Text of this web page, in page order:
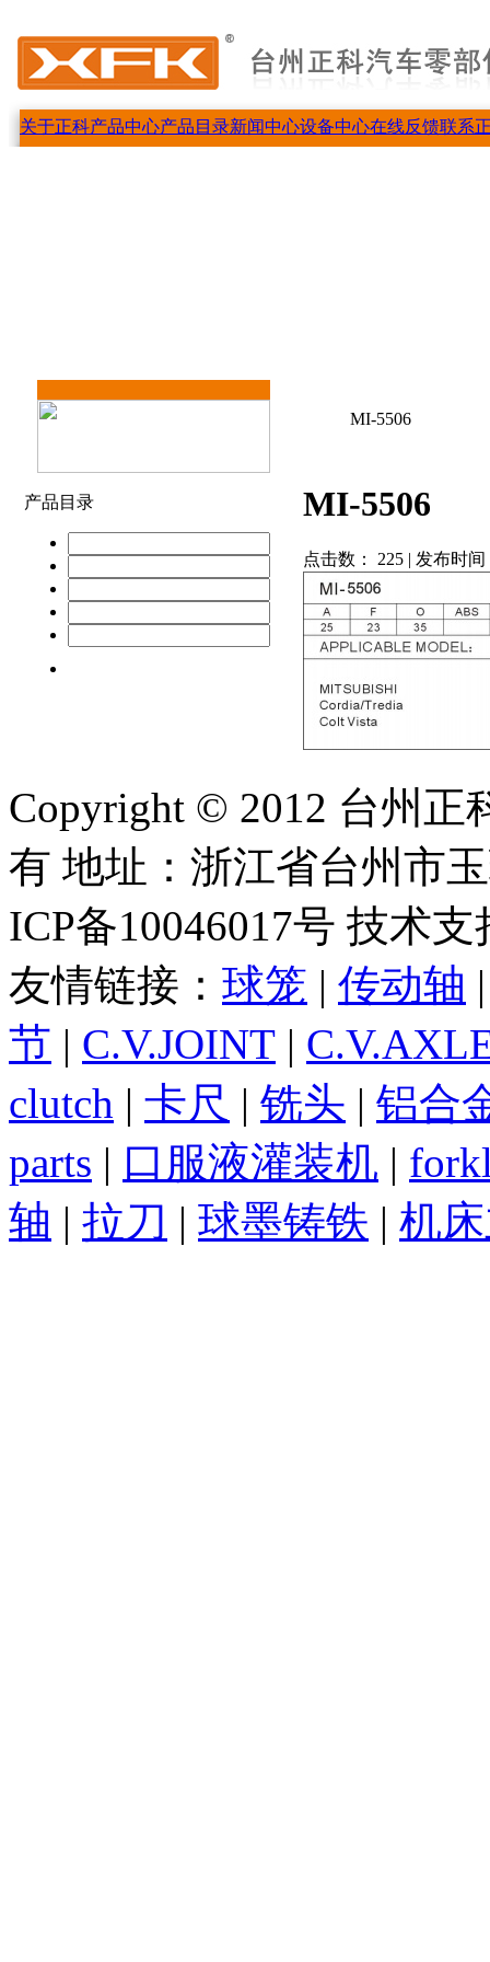
关于正科产品中心产品目录新闻中心设备中心在线反馈联系
产品目录
MI-5506
MI-5506
点击数： 225 | 发布时间
Copyright © 2012 台州
有 地址：浙江省台州市
ICP备10046017号 技术支
友情链接： 球笼 | 传动轴
节 | C.V.JOINT |
clutch | 卡尺 | 铣头 | 铝合
parts | 口服液灌装机 |
轴 | 拉刀 | 球墨铸铁 | 机